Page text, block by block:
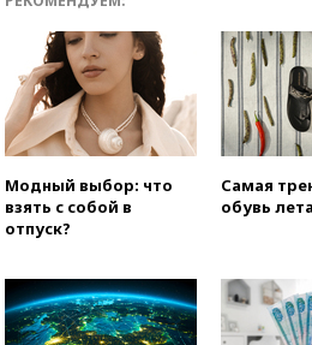
Модный выбор: что
взять с собой в
отпуск?
Самая
обувь